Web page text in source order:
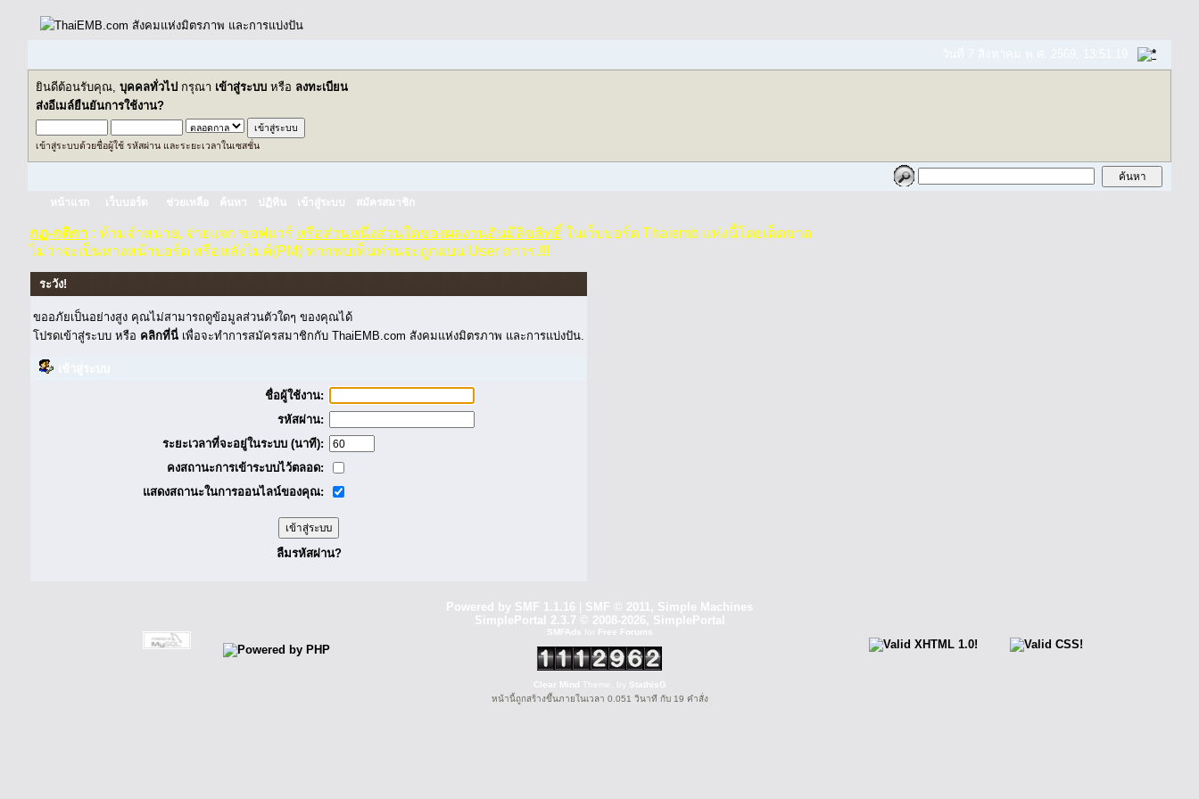
ยินดีต้อนรับคุณ, บุคคลทั่วไป กรุณา เข้าสู่ระบบ หรือ ลงทะเบียน
ส่งอีเมล์ยืนยันการใช้งาน?
เข้าสู่ระบบด้วยชื่อผู้ใช้ รหัสผ่าน และระยะเวลาในเซสชั่น
หน้าแรก เว็บบอร์ด ช่วยเหลือ ค้นหา ปฏิทิน เข้าสู่ระบบ สมัครสมาชิก
กฏ-กติกา : ห้ามจำหน่าย, จ่ายแจก ซอฟแวร์ หรือส่วนหนึ่งส่วนใดของผลงานอันมีลิขสิทธิ์ ในเว็บบอร์ด Thaiemb แห่งนี้โดยเด็ดขาด
ไม่ว่าจะเป็นทางหน้าบอร์ด หรือหลังไมค์(PM) หากพบเห็นท่านจะถูกแบน User ถาวร.!!!
ระวัง!
ขออภัยเป็นอย่างสูง คุณไม่สามารถดูข้อมูลส่วนตัวใดๆ ของคุณได้
โปรดเข้าสู่ระบบ หรือ คลิกที่นี่ เพื่อจะทำการสมัครสมาชิกกับ ThaiEMB.com สังคมแห่งมิตรภาพ และการแบ่งปัน.
ชื่อผู้ใช้งาน:
รหัสผ่าน:
ระยะเวลาที่จะอยู่ในระบบ (นาที):
คงสถานะการเข้าระบบไว้ตลอด:
แสดงสถานะในการออนไลน์ของคุณ:
ลืมรหัสผ่าน?
Powered by SMF 1.1.16
SMF © 2011, Simple Machines
SimplePortal 2.3.7 © 2008-2026, SimplePortal
SMFAds for Free Forums
Clear Mind Theme, by
StathisG
หน้านี้ถูกสร้างขึ้นภายในเวลา 0.051 วินาที กับ 19 คำสั่ง